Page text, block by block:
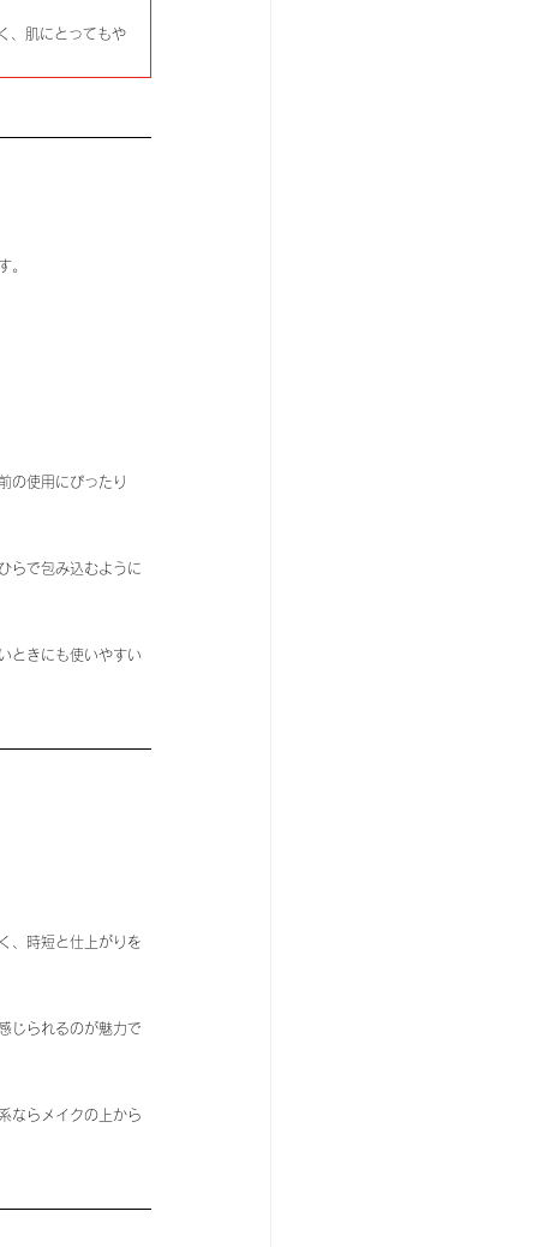
、肌にとってもや
。
の使用にぴったり
らで包み込むように
ときにも使いやすい
、時短と仕上がりを
じられるのが魅力で
ならメイクの上から